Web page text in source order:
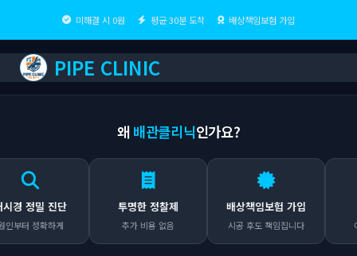
미해결 시 0원 평균 30분 도착 배상책임보험 가입
PIPE CLINIC
왜 배관클리닉인가요?
밀 진단
정확하게
투명한 정찰제
추가 비용 없음
배상책임보험 가입
시공 후도 책임집니다 어디